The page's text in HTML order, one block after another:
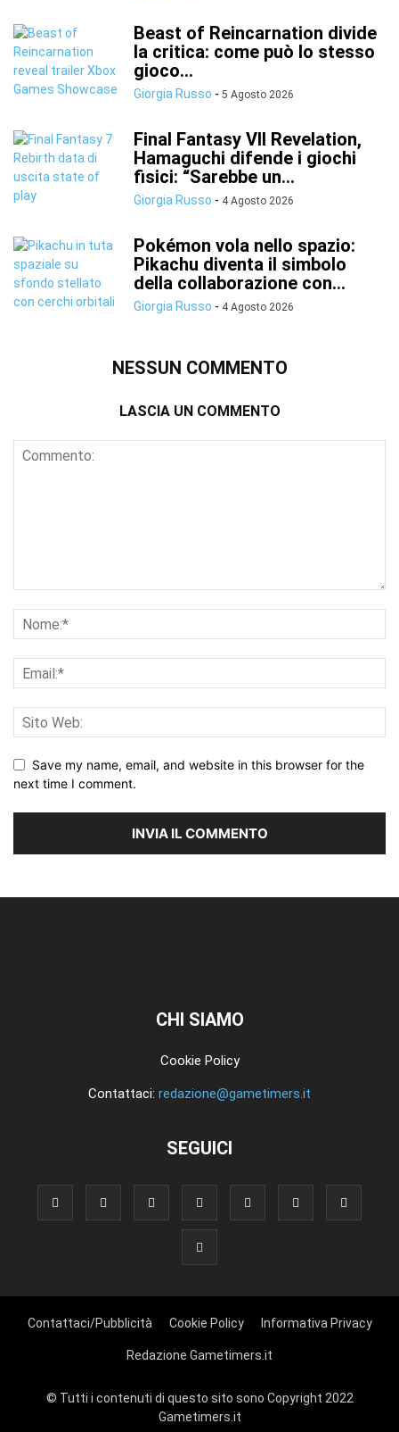
Beast of Reincarnation divide
la critica: come può lo stesso
gioco...
Giorgia Russo - 5 Agosto 2026
Final Fantasy VII Revelation,
Hamaguchi difende i giochi
fisici: “Sarebbe un...
Giorgia Russo - 4 Agosto 2026
Pokémon vola nello spazio:
Pikachu diventa il simbolo
della collaborazione con...
Giorgia Russo - 4 Agosto 2026
NESSUN COMMENTO
LASCIA UN COMMENTO
Save my name, email, and website in this browser for the
next time I comment.
CHI SIAMO
Cookie Policy
Contattaci: redazione@gametimers.it
SEGUICI
Contattaci/Pubblicità Cookie Policy Informativa Privacy
Redazione Gametimers.it
© Tutti i contenuti di questo sito sono Copyright 2022
Gametimers.it